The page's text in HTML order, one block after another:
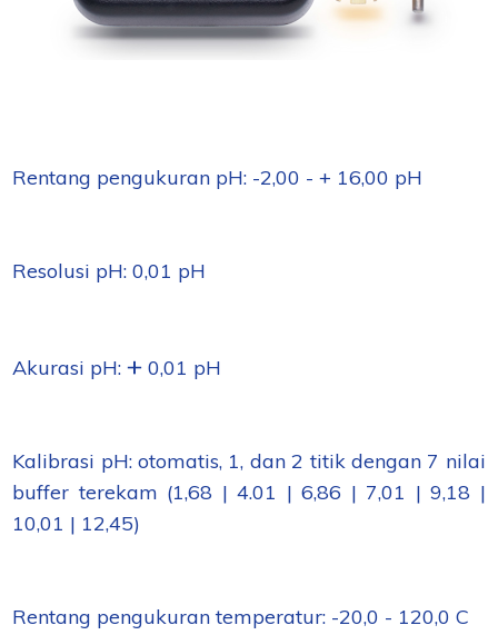
Rentang pengukuran pH: -2,00 - + 16,00 pH
Resolusi pH: 0,01 pH
Akurasi pH:+ 0,01 pH
Kalibrasi pH: otomatis, 1, dan 2 titik dengan 7 nilai
buffer terekam (1,68 | 4.01 | 6,86 | 7,01 | 9,18 |
10,01 | 12,45)
Rentang pengukuran temperatur: -20,0 - 120,0 C